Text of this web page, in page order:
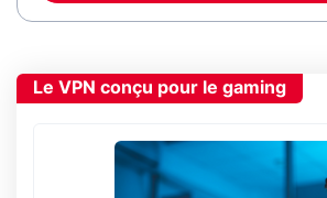
Le VPN conçu pour le gaming